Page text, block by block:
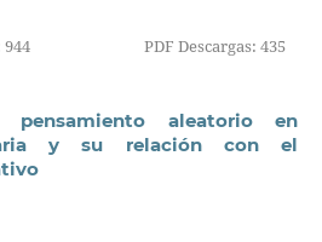
PDF Descargas: 435
pensamiento aleatorio en
y su relación con el